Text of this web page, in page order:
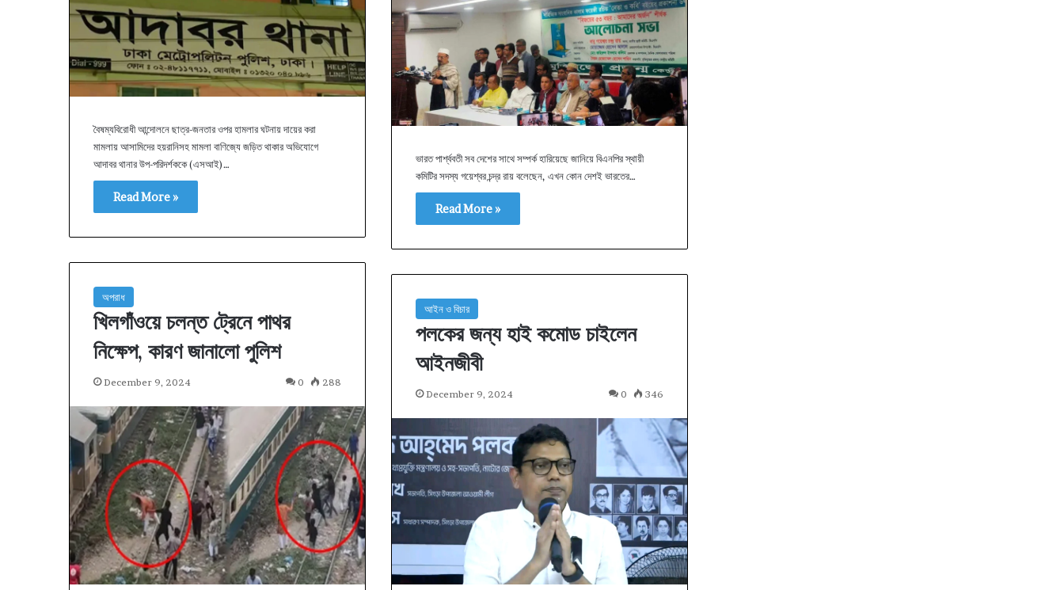
বৈষম্যবিরোধী আন্দোলনে ছাত্র-জনতার ওপর হামলার ঘটনায় দায়ের করা
মামলায় আসামিদের হয়রানিসহ মামলা বাণিজ্যে জড়িত থাকার অভিযোগে
আদাবর থানার উপ-পরিদর্শককে (এসআই)…
Read More »
ভারত পার্শ্ববতী সব দেশের সাথে সম্পর্ক হারিয়েছে জানিয়ে বিএনপির স্থায়ী
কমিটির সদস্য গয়েশ্বর চন্দ্র রায় বলেছেন, এখন কোন দেশই ভারতের…
Read More »
অপরাধ
খিলগাঁওয়ে চলন্ত ট্রেনে পাথর
নিক্ষেপ, কারণ জানালো পুলিশ
December 9, 2024 0 288
আইন ও বিচার
পলকের জন্য হাই কমোড চাইলেন
আইনজীবী
December 9, 2024 0 346